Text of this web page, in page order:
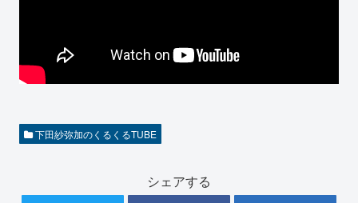
下田紗弥加のくるくるTUBE
シェアする